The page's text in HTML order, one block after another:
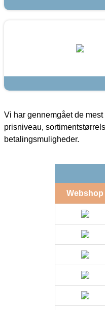
Vi har gennemgået de
prisniveau,
betalingsmuligheder.
Webshop